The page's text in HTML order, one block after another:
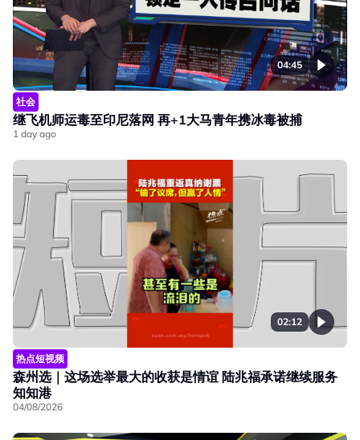
04:45
社会
继飞机师运毒至印尼落网 再+1大马青年携冰毒被捕
1 day ago
02:12
热点短视频
森州选｜这场选举最大的收获是情谊 陆兆福承诺继续服务
知知港
04/08/2026